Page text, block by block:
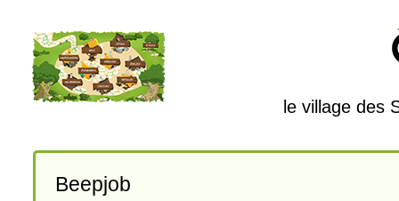
le village des
Beepjob